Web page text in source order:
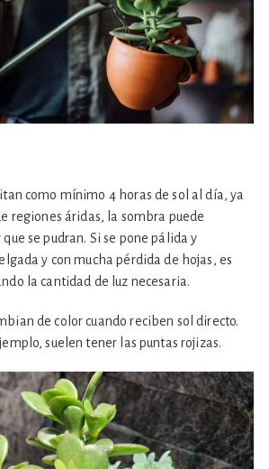
como mínimo 4 horas de sol al día, ya
regiones áridas, la sombra puede
se pudran. Si se pone pálida y
y con mucha pérdida de hojas, es
la cantidad de luz necesaria.
de color cuando reciben sol directo.
suelen tener las puntas rojizas.